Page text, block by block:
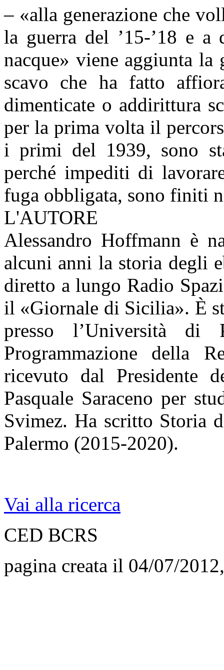
– «alla generazione che
la guerra del ’15-’18 e
nacque» viene aggiunta la
scavo che ha fatto
dimenticate o addirittura
per la prima volta il
i primi del 1939, sono
perché impediti di
fuga obbligata, sono finiti
L'AUTORE
Alessandro Hoffmann è
alcuni anni la storia degli
diretto a lungo Radio
il «Giornale di Sicilia». È
presso l’Università di
Programmazione della
ricevuto dal Presidente
Pasquale Saraceno per
Svimez. Ha scritto Storia
Palermo (2015-2020).
Vai alla ricerca
CED BCRS
pagina creata il 04/07/